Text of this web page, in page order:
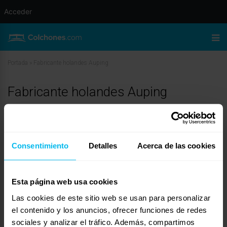
Consentimiento Detalles Acerca de las cookies
Esta página web usa cookies
Las cookies de este sitio web se usan para personalizar
el contenido y los anuncios, ofrecer funciones de redes
sociales y analizar el tráfico. Además, compartimos
Fabricante holandes Auping
#11139
El colchón Basic Visco de Somnika® cuenta con dos capas de diferentes
densidades y firmezas, que aseguran un mejor descanso.
Capa superior de 3 cm de viscolástica, que trabaja de forma óptima para
nuestro cuerpo. Este material es termosensible, por lo que al contacto del
Acceder